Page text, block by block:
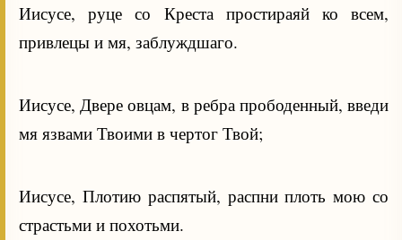
Иисусе, руце со Креста простираяй ко всем,
привлецы и мя, заблуждшаго.
Иисусе, Двере овцам, в ребра прободенный, введи
мя язвами Твоими в чертог Твой;
Иисусе, Плотию распятый, распни плоть мою со
страстьми и похотьми.